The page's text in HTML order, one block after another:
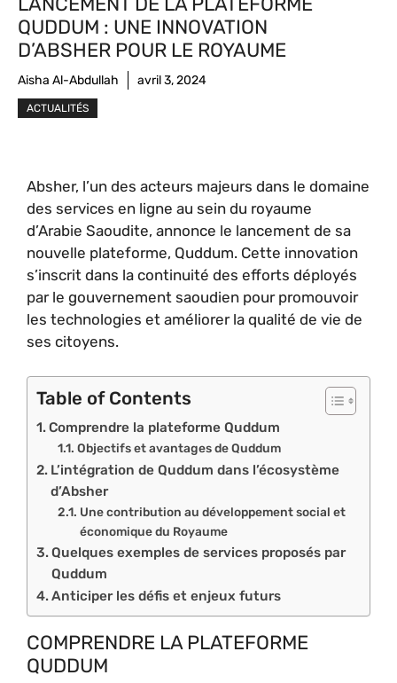
QUDDUM : UNE INNOVATION
D’ABSHER POUR LE ROYAUME
Aisha Al-Abdullah avril 3, 2024
ACTUALITÉS
Absher, l’un des acteurs majeurs dans le domaine
des services en ligne au sein du royaume
d’Arabie Saoudite, annonce le lancement de sa
nouvelle plateforme, Quddum. Cette innovation
s’inscrit dans la continuité des efforts déployés
par le gouvernement saoudien pour promouvoir
les technologies et améliorer la qualité de vie de
ses citoyens.
Table of Contents
Comprendre la plateforme Quddum
Objectifs et avantages de Quddum
L’intégration de Quddum dans l’écosystème
d’Absher
Une contribution au développement social et
économique du Royaume
Quelques exemples de services proposés par
Quddum
Anticiper les défis et enjeux futurs
COMPRENDRE LA PLATEFORME
QUDDUM